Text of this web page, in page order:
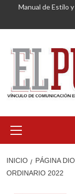
Saltar
contenido
Manual de Estilo
primario
INICIO PÁGINA
ORDINARIO 2022